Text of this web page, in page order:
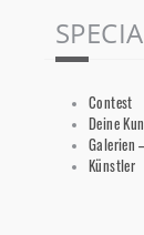
Contest
Deine
Galerien
Künstler